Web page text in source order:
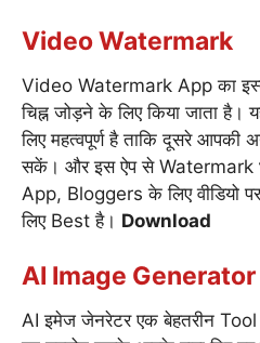
Video Watermark
Video Watermark App का
चिह्न जोड़ने के लिए किया जाता है।
लिए महत्वपूर्ण है ताकि दूसरे आपकी
सकें। और इस ऐप से Watermark
App, Bloggers के लिए वीडियो
लिए Best है। Download
AI Image Generator
AI इमेज जेनरेटर एक बेहतरीन Tool